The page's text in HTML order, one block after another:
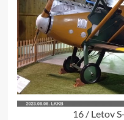
16 / Letov